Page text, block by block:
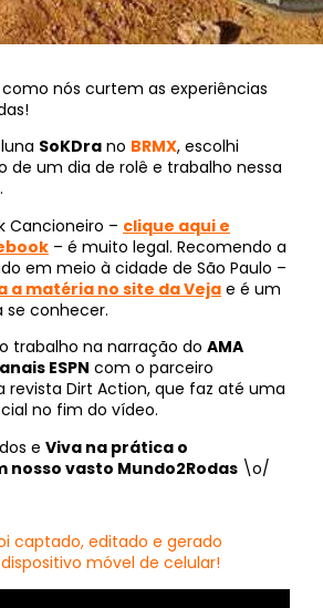
nós curtem as experiências
SoKDra no BRMX, escolhi
de um dia de rolê e trabalho nessa
Cancioneiro – clique aqui e
– é muito legal. Recomendo a
em meio à cidade de São Paulo –
a matéria no site da Veja e é um
se conhecer.
trabalho na narração do AMA
ESPN com o parceiro
revista Dirt Action, que faz até uma
no fim do vídeo.
e Viva na prática o
nosso vasto Mundo2Rodas \o/
captado, editado e gerado
móvel de celular!